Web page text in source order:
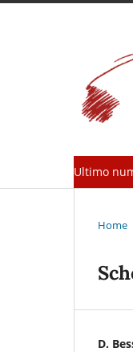
Ultimo
Home
D.